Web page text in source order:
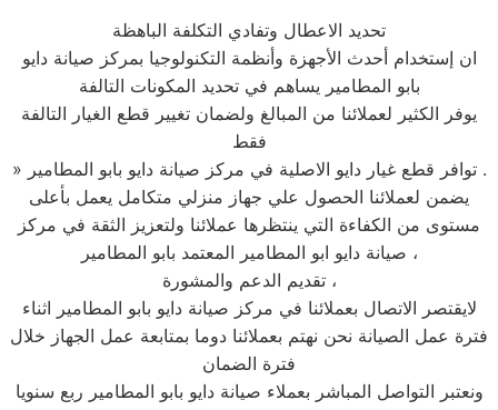
تحديد الاعطال وتفادي التكلفة الباهظة
ان إستخدام أحدث الأجهزة وأنظمة التكنولوجيا بمركز صيانة دايو
بابو المطامير يساهم في تحديد المكونات التالفة
يوفر الكثير لعملائنا من المبالغ ولضمان تغيير قطع الغيار التالفة
فقط
» توافر قطع غيار دايو الاصلية في مركز صيانة دايو بابو المطامير .
يضمن لعملائنا الحصول علي جهاز منزلي متكامل يعمل بأعلى
مستوى من الكفاءة التي ينتظرها عملائنا ولتعزيز الثقة في مركز
صيانة دايو ابو المطامير المعتمد بابو المطامير ،
تقديم الدعم والمشورة ،
لايقتصر الاتصال بعملائنا في مركز صيانة دايو بابو المطامير اثناء
فترة عمل الصيانة نحن نهتم بعملائنا دوما بمتابعة عمل الجهاز خلال
فترة الضمان
ونعتبر التواصل المباشر بعملاء صيانة دايو بابو المطامير ربع سنويا